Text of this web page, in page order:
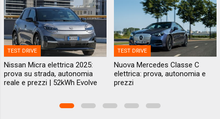
TEST DRIVE
Nissan Micra elettrica 2025:
prova su strada, autonomia
reale e prezzi | 52kWh Evolve
TEST DRIVE
Nuova Mercedes Classe C
elettrica: prova, autonomia e
prezzi